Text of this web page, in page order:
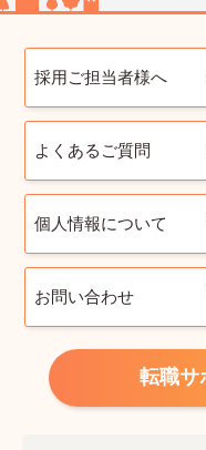
採用ご担当者様へ
よくあるご質問
個人情報について
お問い合わせ
転職サ